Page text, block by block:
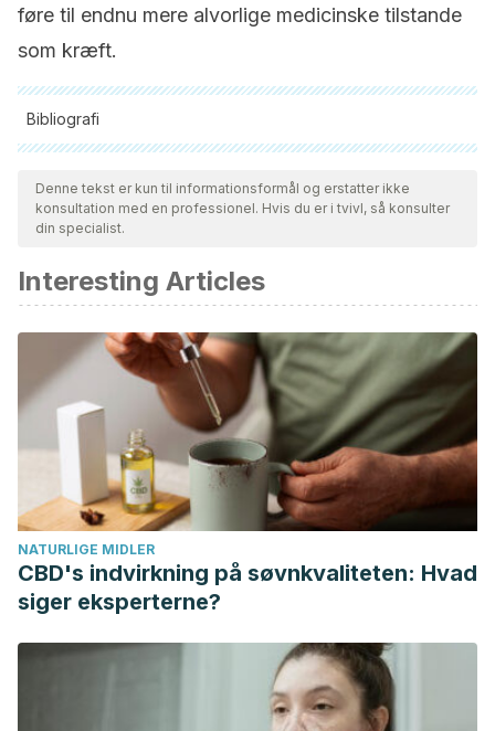
føre til endnu mere alvorlige medicinske tilstande
som kræft.
Bibliografi
Alle citerede kilder blev grundigt gennemgået af vores team
for at sikre deres kvalitet, pålidelighed, aktualitet og validitet.
Bibliografien i denne artikel blev betragtet som pålidelig og af
Amira, S., Dade, M., Schinella, G., & Ríos, J. L. (2012). Anti-
inflammatory, anti-oxidant, and apoptotic activities of four
plant species used in folk medicine in the Mediterranean
basin. Pakistan Journal of Pharmaceutical Sciences.
Demo, A., Petrakis, C., Kefalas, P., & Boskou, D. (1998).
Nutrient antioxidants in some herbs and Mediterranean
plant leaves.Food Research International,31(5), 351–354.
Langley, R. G. B., Krueger, G. G., & Griffiths, C. E. M. (2005).
Psoriasis: Epidemiology, clinical features, and quality of life.
In Annals of the Rheumatic Diseases.
Denne tekst er kun til informationsformål og erstatter ikke
konsultation med en professionel. Hvis du er i tvivl, så konsulter
din specialist.
Interesting Articles
NATURLIGE MIDLER
CBD's indvirkning på søvnkvaliteten: Hvad
siger eksperterne?